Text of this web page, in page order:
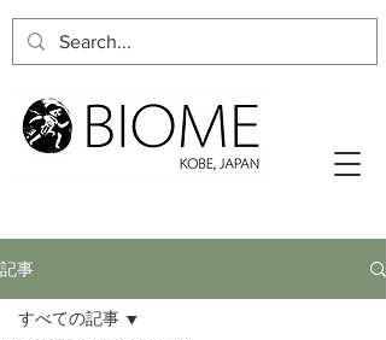
記事
すべての記事